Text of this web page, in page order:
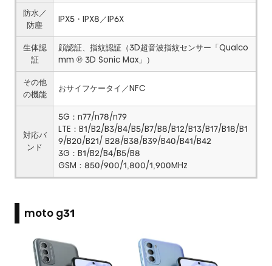
防水／
防塵
IPX5・IPX8／IP6X
生体認
証
顔認証、指紋認証（3D超音波指紋センサー「Qualco
mm ® 3D Sonic Max」）
その他
の機能
おサイフケータイ／NFC
対応バ
ンド
5G：n77/n78/n79
LTE：B1/B2/B3/B4/B5/B7/B8/B12/B13/B17/B18/B1
9/B20/B21/ B28/B38/B39/B40/B41/B42
3G：B1/B2/B4/B5/B8
GSM：850/900/1,800/1,900MHz
moto g31